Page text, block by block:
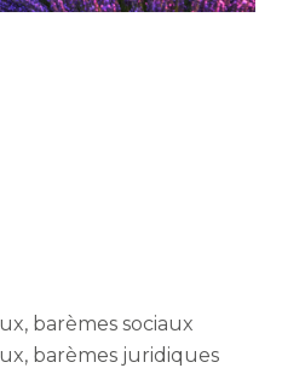
barèmes sociaux
barèmes juridiques